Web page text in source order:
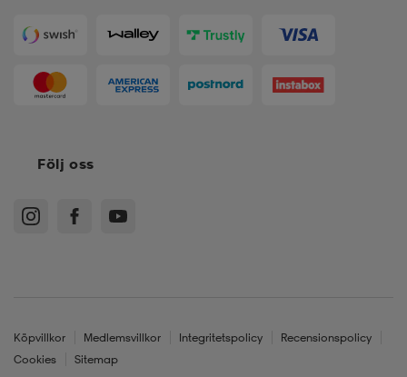
Följ oss
Köpvillkor Medlemsvillkor Integritetspolicy
Recensionspolicy
Cookies
Sitemap